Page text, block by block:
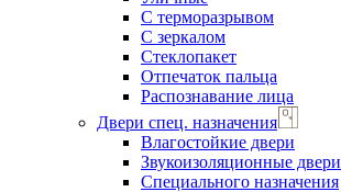
С терморазрывом
С зеркалом
Стеклопакет
Отпечаток пальца
Распознавание лица
Двери спец. назначения
Влагостойкие двери
Звукоизоляционные двери
Специального назначения